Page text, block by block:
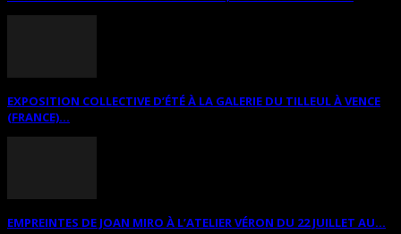
EXPOSITION COLLECTIVE D’ÉTÉ À LA GALERIE DU TILLEUL À VENCE
(FRANCE)...
EMPREINTES DE JOAN MIRO À L’ATELIER VÉRON DU 22 JUILLET AU...